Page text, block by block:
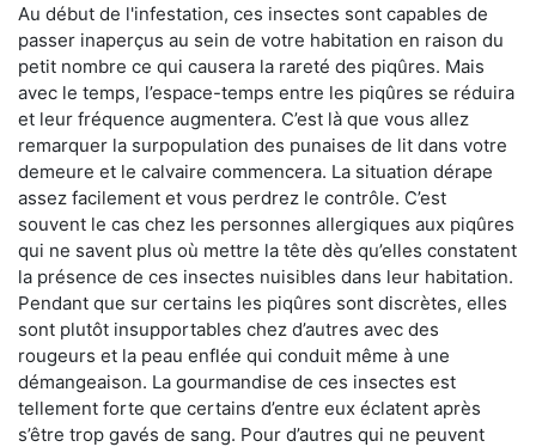
Au début de l'infestation, ces insectes sont capables de
passer inaperçus au sein de votre habitation en raison du
petit nombre ce qui causera la rareté des piqûres. Mais
avec le temps, l’espace-temps entre les piqûres se réduira
et leur fréquence augmentera. C’est là que vous allez
remarquer la surpopulation des punaises de lit dans votre
demeure et le calvaire commencera. La situation dérape
assez facilement et vous perdrez le contrôle. C’est
souvent le cas chez les personnes allergiques aux piqûres
qui ne savent plus où mettre la tête dès qu’elles constatent
la présence de ces insectes nuisibles dans leur habitation.
Pendant que sur certains les piqûres sont discrètes, elles
sont plutôt insupportables chez d’autres avec des
rougeurs et la peau enflée qui conduit même à une
démangeaison. La gourmandise de ces insectes est
tellement forte que certains d’entre eux éclatent après
s’être trop gavés de sang. Pour d’autres qui ne peuvent